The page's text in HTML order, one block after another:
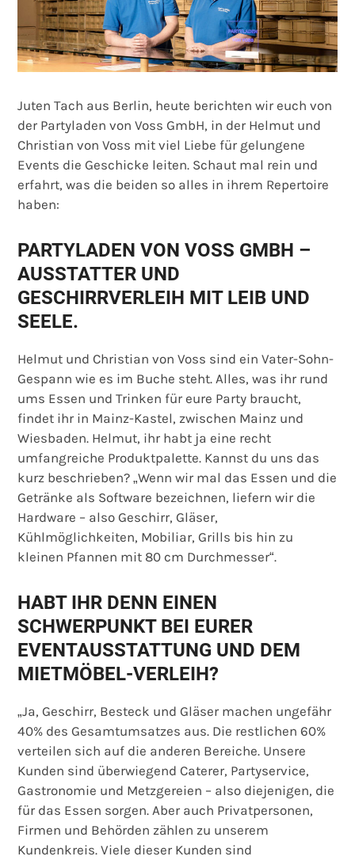
Juten Tach aus Berlin, heute berichten wir euch von
der Partyladen von Voss GmbH, in der Helmut und
Christian von Voss mit viel Liebe für gelungene
Events die Geschicke leiten. Schaut mal rein und
erfahrt, was die beiden so alles in ihrem Repertoire
haben:
PARTYLADEN VON VOSS GMBH –
AUSSTATTER UND
GESCHIRRVERLEIH MIT LEIB UND
SEELE.
Helmut und Christian von Voss sind ein Vater-Sohn-
Gespann wie es im Buche steht. Alles, was ihr rund
ums Essen und Trinken für eure Party braucht,
findet ihr in Mainz-Kastel, zwischen Mainz und
Wiesbaden. Helmut, ihr habt ja eine recht
umfangreiche Produktpalette. Kannst du uns das
kurz beschrieben? „Wenn wir mal das Essen und die
Getränke als Software bezeichnen, liefern wir die
Hardware – also Geschirr, Gläser,
Kühlmöglichkeiten, Mobiliar, Grills bis hin zu
kleinen Pfannen mit 80 cm Durchmesser“.
HABT IHR DENN EINEN
SCHWERPUNKT BEI EURER
EVENTAUSSTATTUNG UND DEM
MIETMÖBEL-VERLEIH?
„Ja, Geschirr, Besteck und Gläser machen ungefähr
40% des Gesamtumsatzes aus. Die restlichen 60%
verteilen sich auf die anderen Bereiche. Unsere
Kunden sind überwiegend Caterer, Partyservice,
Gastronomie und Metzgereien – also diejenigen, die
für das Essen sorgen. Aber auch Privatpersonen,
Firmen und Behörden zählen zu unserem
Kundenkreis. Viele dieser Kunden sind